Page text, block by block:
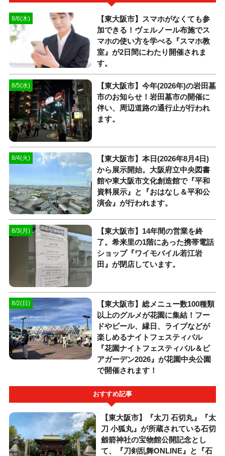
8/6(木)
【東大阪市】スマホがなくても参
加できる！ヴェルノール布施でス
マホの使い方を学べる『スマホ教
室』が2日間にわたり開催されま
す。
8/5(水)
【東大阪市】今年(2026年)の岩田墓
市のお知らせ！岩田墓市の開催に
伴い、周辺道路の通行止が行われ
ます。
8/4(火)
【東大阪市】本日(2026年8月4日)
から展示開始。大阪府立中央図書
館や東大阪市文化創造館で『平和
資料展示』と『おはなし＆平和公
演会』が行われます。
8/3(月)
【東大阪市】14年間の営業を終
了。希来里の1階にあった携帯電話
ショップ『ワイモバイル若江岩
田』が閉店しています。
8/2(日)
【東大阪市】総メニュー数100種類
以上のグルメが花園に集結！フー
ドやビール、縁日、ライブなどが
楽しめるナイトフェスティバル
『花園ナイトフェスティバル＆ビ
アガーデン2026』が花園中央公園
で開催されます！
おすすめ記事
【東大阪市】『太刀 石切丸』『太
刀 小狐丸』が所蔵されている石切
劔箭神社の宝物館公開記念とし
て、『刀剣乱舞ONLINE』と『石